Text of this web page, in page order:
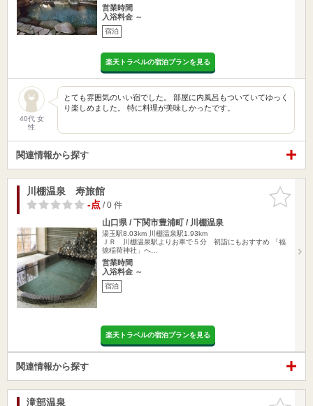
営業時間
入浴料金 ～
宿泊
楽天トラベルの宿泊プランを見る
40代 女
性
とても雰囲気のいい宿でした。 部屋に内風呂もついていてゆっく
り楽しめました。 特に料理が美味しかったです。
関連情報から探す
お気に入
りに追加
川棚温泉 寿旅館
-点/ 0 件
山口県 / 下関市豊浦町 / 川棚温泉
湯玉駅8.03km
川棚温泉駅1.93km
ＪＲ 川棚温泉駅よりお車で５分 初詣にもおすすめ 「福
徳稲荷神社」へ…
営業時間
入浴料金 ～
宿泊
楽天トラベルの宿泊プランを見る
関連情報から探す
お気に入
滝部温泉